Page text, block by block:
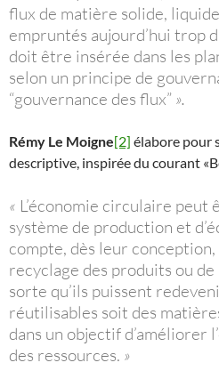
flux de matière solide,
empruntés aujourd’hui trop
doit être insérée dans les
selon un principe de
“gouvernance des flux” ».
Rémy Le Moigne[2] élabore pour
descriptive, inspirée du courant
« L’économie circulaire peut
système de production et
compte, dès leur
recyclage des produits ou
sorte qu’ils puissent
réutilisables soit des
dans un objectif d’améliorer
des ressources. »